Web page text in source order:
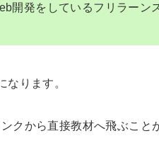
開発をしているフリラーン
ります。
クから直接教材へ飛ぶこと